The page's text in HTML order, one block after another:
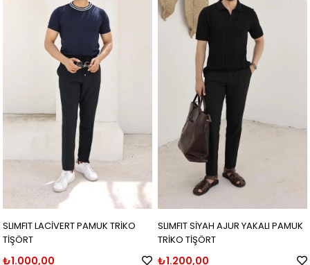
SLIMFIT LACİVERT PAMUK TRİKO
TİŞÖRT
₺1.000,00
SLIMFIT SİYAH AJUR YAKALI PAMUK
TRİKO TİŞÖRT
₺1.200,00